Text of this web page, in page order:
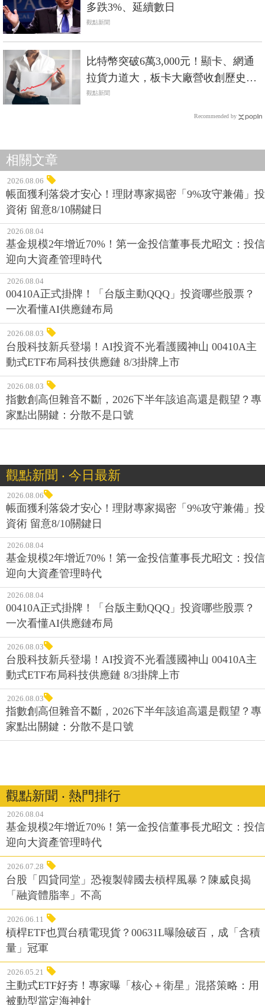
多跌3%、延續數日
觀點新聞
比特幣突破6萬3,000元！顯卡、網通
拉貨力道大，板卡大廠營收創歷史
高，Q1年增64.6%！
觀點新聞
Recommended by
相關文章
2026.08.06
帳面獲利落袋才安心！理財專家揭密「9%攻守兼備」投
資術 留意8/10關鍵日
2026.08.04
基金規模2年增近70%！第一金投信董事長尤昭文：投信
迎向大資產管理時代
2026.08.04
00410A正式掛牌！「台版主動QQQ」投資哪些股票？
一次看懂AI供應鏈布局
2026.08.03
台股科技新兵登場！AI投資不光看護國神山 00410A主
動式ETF布局科技供應鏈 8/3掛牌上市
2026.08.03
指數創高但雜音不斷，2026下半年該追高還是觀望？專
家點出關鍵：分散不是口號
觀點新聞 ‧ 今日最新
2026.08.06
帳面獲利落袋才安心！理財專家揭密「9%攻守兼備」投
資術 留意8/10關鍵日
2026.08.04
基金規模2年增近70%！第一金投信董事長尤昭文：投信
迎向大資產管理時代
2026.08.04
00410A正式掛牌！「台版主動QQQ」投資哪些股票？
一次看懂AI供應鏈布局
2026.08.03
台股科技新兵登場！AI投資不光看護國神山 00410A主
動式ETF布局科技供應鏈 8/3掛牌上市
2026.08.03
指數創高但雜音不斷，2026下半年該追高還是觀望？專
家點出關鍵：分散不是口號
觀點新聞 ‧ 熱門排行
2026.08.04
基金規模2年增近70%！第一金投信董事長尤昭文：投信
迎向大資產管理時代
2026.07.28
台股「四貸同堂」恐複製韓國去槓桿風暴？陳威良揭
「融資體脂率」不高
2026.06.11
槓桿ETF也買台積電現貨？00631L曝險破百，成「含積
量」冠軍
2026.05.21
主動式ETF好夯！專家曝「核心＋衛星」混搭策略：用
被動型當定海神針